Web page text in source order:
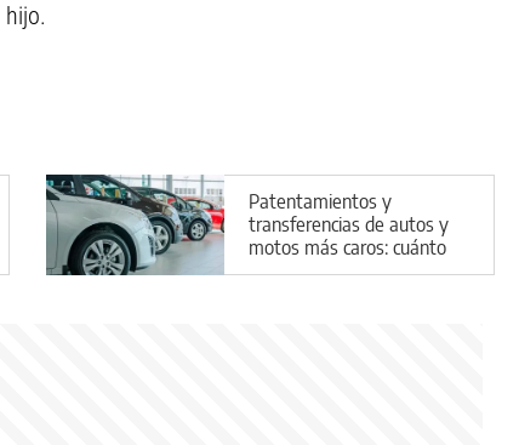
Patentamientos y
transferencias de autos y
motos más caros: cuánto
costarán los trámites